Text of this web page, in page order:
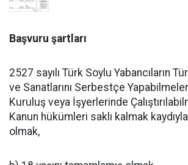
Başvuru şartları
2527 sayılı Türk Soylu Yabancıların
ve Sanatlarını Serbestçe
Kuruluş veya İşyerlerinde
Kanun hükümleri saklı kalmak
olmak,